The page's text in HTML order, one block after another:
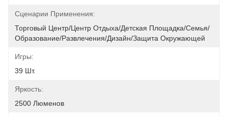
Сценарии Применения:
Торговый Центр/Центр Отдыха/Детская Площадка/Семья/
Образование/развлечения/дизайн/защита Окружающей
Игры:
39 Шт.
Яркость:
2500 Люменов